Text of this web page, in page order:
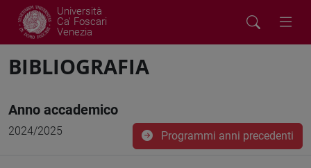
Università
Ca' Foscari
Venezia
BIBLIOGRAFIA
Anno accademico
2024/2025 Programmi anni precedenti